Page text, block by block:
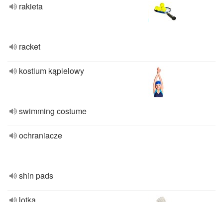
rakieta
racket
kostium kąpielowy
swimming costume
ochraniacze
shin pads